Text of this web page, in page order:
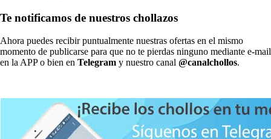
Te notificamos de nuestros chollazos
Ahora puedes recibir puntualmente nuestras ofertas en el mismo
momento de publicarse para que no te pierdas ninguno mediante e-mail
en la APP o bien en Telegram y nuestro canal @canalchollos.